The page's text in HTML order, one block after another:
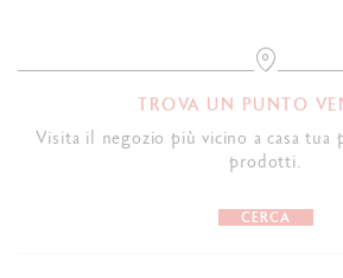
MINE E RICARICHE
Portamine dotato di una mina in grafite HB
Portamine ricaricabile con gomma e
TROVA UN PUNTO
Visita il negozio più vicino a casa tua
prodotti.
CERCA